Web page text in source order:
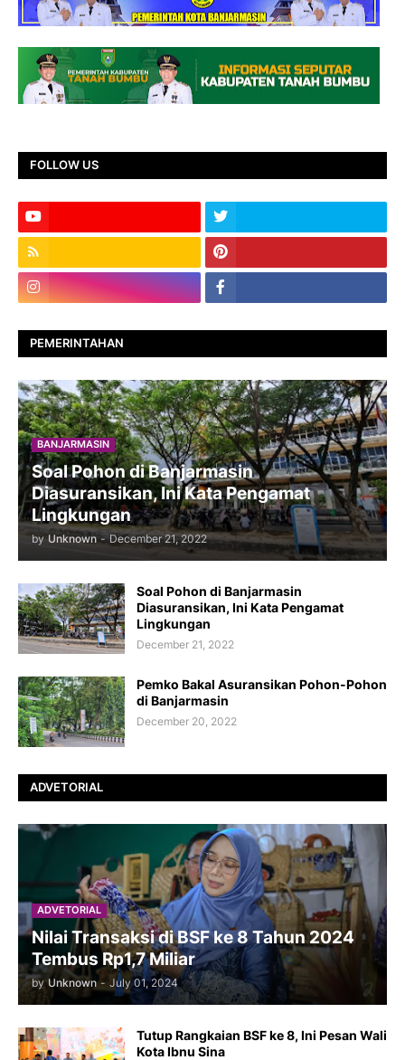
FOLLOW US
PEMERINTAHAN
BANJARMASIN
Soal Pohon di Banjarmasin
Diasuransikan, Ini Kata Pengamat
Lingkungan
by Unknown - December 21, 2022
Soal Pohon di Banjarmasin
Diasuransikan, Ini Kata Pengamat
Lingkungan
December 21, 2022
Pemko Bakal Asuransikan Pohon-Pohon
di Banjarmasin
December 20, 2022
ADVETORIAL
ADVETORIAL
Nilai Transaksi di BSF ke 8 Tahun 2024
Tembus Rp1,7 Miliar
by Unknown - July 01, 2024
Tutup Rangkaian BSF ke 8, Ini Pesan Wali
Kota Ibnu Sina